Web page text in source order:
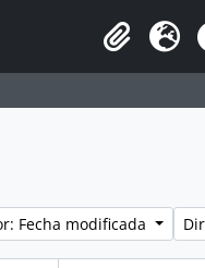
Portapapeles
Idioma
Fecha modificada